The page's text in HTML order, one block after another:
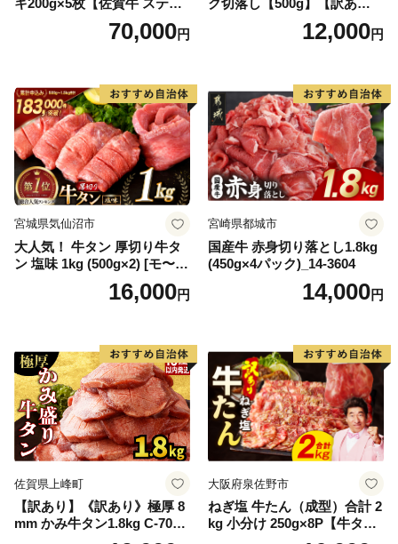
キ200g×5枚【佐賀牛 ステー
キ ブランド肉 ヒレ肉 フィレ
肉 ジューシー ヘルシー】(H0
70,000円
ク切落し【500g】【訳あり】
12,000円
宮城県気仙沼市
大人気！ 牛タン 厚切り牛タ
ン 塩味 1kg (500g×2) [モ〜ラ
ンド 宮城県 気仙沼市 205646
60] 肉 牛肉 精肉 牛たん 牛タ
厚切り タン
16,000円
宮崎県都城市
国産牛 赤身切り落とし1.8kg
(450g×4パック)_14-3604
14,000円
佐賀県上峰町
【訳あり】《訳あり》極厚 8
mm かみ牛タン1.8kg C-709-
大阪府泉佐野市
ねぎ塩 牛たん（成型）合計 2
kg 小分け 250g×8P【牛タン
牛肉 焼肉用 薄切り 訳あり サ